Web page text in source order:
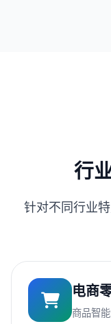
行
针对不同行业
电商
商品智